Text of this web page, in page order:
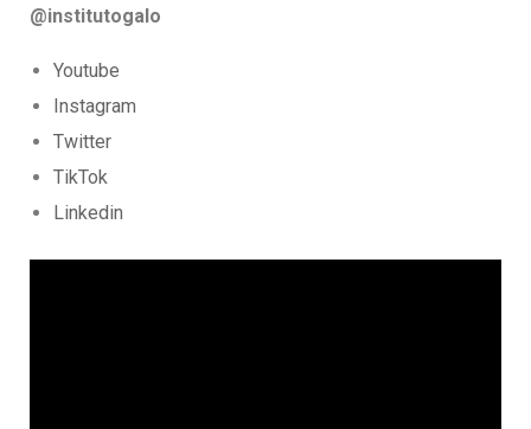
@institutogalo
Youtube
Instagram
Twitter
TikTok
Linkedin